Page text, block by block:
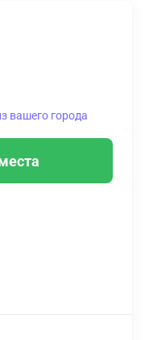
вашего города